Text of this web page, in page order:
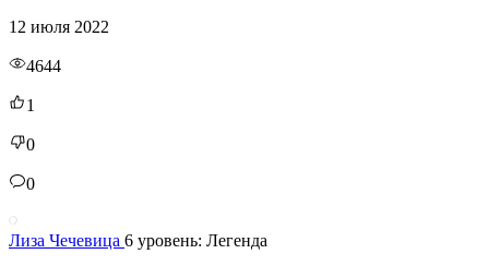
12 июля 2022
4644
1
0
0
Лиза Чечевица 6 уровень: Легенда